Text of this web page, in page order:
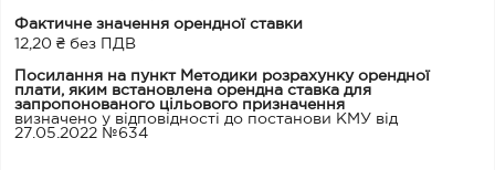
Фактичне значення орендної ставки
12,20 ₴ без ПДВ
Посилання на пункт Методики розрахунку орендної
плати, яким встановлена орендна ставка для
запропонованого цільового призначення
визначено у відповідності до постанови КМУ від
27.05.2022 №634